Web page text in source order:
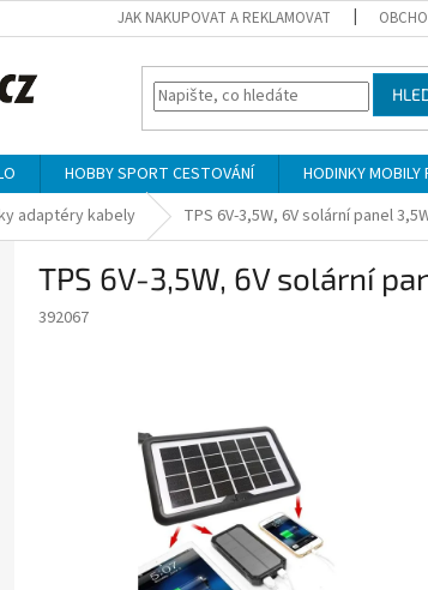
JAK NAKUPOVAT A REKLAMOVAT
HOBBY SPORT CESTOVÁNÍ HODINKY MOBILY
adaptéry kabely TPS 6V-3,5W, 6V solární panel
TPS 6V-3,5W, 6V solární
392067